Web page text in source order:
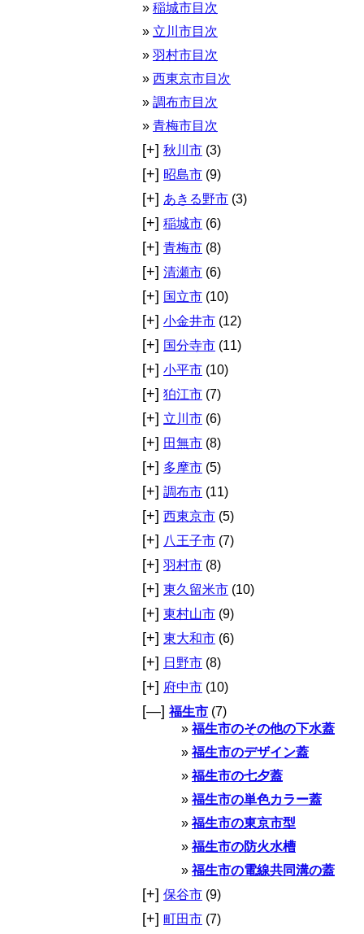
稲城市目次
立川市目次
羽村市目次
西東京市目次
調布市目次
青梅市目次
[+] 秋川市 (3)
[+] 昭島市 (9)
[+] あきる野市 (3)
[+] 稲城市 (6)
[+] 青梅市 (8)
[+] 清瀬市 (6)
[+] 国立市 (10)
[+] 小金井市 (12)
[+] 国分寺市 (11)
[+] 小平市 (10)
[+] 狛江市 (7)
[+] 立川市 (6)
[+] 田無市 (8)
[+] 多摩市 (5)
[+] 調布市 (11)
[+] 西東京市 (5)
[+] 八王子市 (7)
[+] 羽村市 (8)
[+] 東久留米市 (10)
[+] 東村山市 (9)
[+] 東大和市 (6)
[+] 日野市 (8)
[+] 府中市 (10)
[—] 福生市 (7)
福生市のその他の下水蓋
福生市のデザイン蓋
福生市の七夕蓋
福生市の単色カラー蓋
福生市の東京市型
福生市の防火水槽
福生市の電線共同溝の蓋
[+] 保谷市 (9)
[+] 町田市 (7)